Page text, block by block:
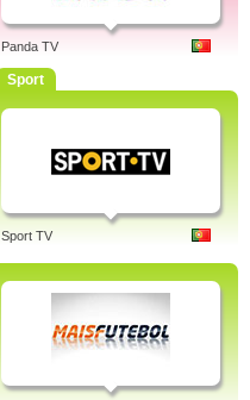
Panda TV
Sport
Sport TV